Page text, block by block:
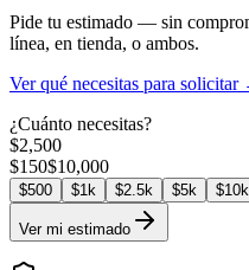
Pide tu estimado — sin
línea, en tienda, o ambos.
Ver qué necesitas para solicitar
¿Cuánto necesitas?
$2,500
$150$10,000
$500 $1k $2.5k $5k $10k
Ver mi estimado